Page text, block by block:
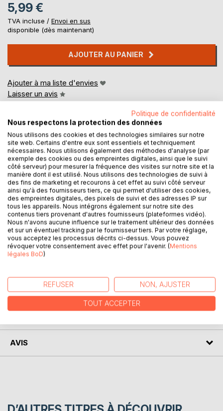
5,99 €
TVA incluse / Envoi en sus
disponible (dès maintenant)
AJOUTER AU PANIER
Ajouter à ma liste d'envies
Laisser un avis
DESCRIPTION
Sybille menait une vie heureuse lorsqu'un accident de la
route vint tout chambouler. Alors que la mort de son bébé
lui semblait insurmontable, elle prit la décision de se lancer
du haut d'un pont. Mais c'était sans compter sur une
mystérieuse voix qui vint bouleverser ses plans... Cette
aide inattendue sera-t-elle suffisante pour guider Sybille
vers la voie du pardon, de l'amour et du lâcher prise ?
AUTEUR(S)
AVIS
Politique de confidentialité
Nous respectons la protection des données
Nous utilisons des cookies et des technologies similaires sur notre
site web. Certains d'entre eux sont essentiels et techniquement
nécessaires. Nous utilisons également des méthodes d'analyse (par
exemple des cookies ou des empreintes digitales, ainsi que le suivi
côté serveur) pour mesurer la fréquence des visites sur notre site et la
manière dont il est utilisé. Nous utilisons des technologies de suivi à
des fins de marketing et recourons à cet effet au suivi côté serveur
ainsi qu'à des fournisseurs tiers, ce qui permet d'utiliser des cookies,
des empreintes digitales, des pixels de suivi et des adresses IP sur
tous les appareils. Nous intégrons également sur notre site des
contenus tiers provenant d'autres fournisseurs (plateformes vidéo).
Nous n'avons aucune influence sur le traitement ultérieur des données
et sur un éventuel tracking par le fournisseur tiers. Par votre réglage,
vous acceptez les processus décrits ci-dessus. Vous pouvez
révoquer votre consentement avec effet pour l'avenir. (Mentions
légales BoD)
REFUSER NON, AJUSTER
TOUT ACCEPTER